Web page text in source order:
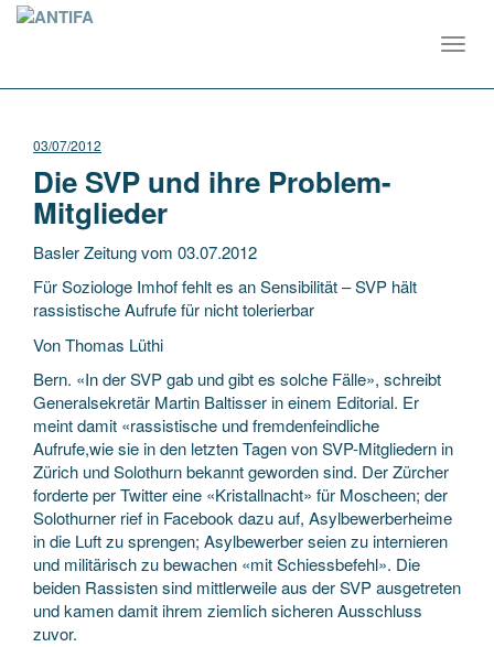
03/07/2012
Die SVP und ihre Problem-
Mitglieder
Basler Zeitung vom 03.07.2012
Für Soziologe Imhof fehlt es an Sensibilität – SVP hält
rassistische Aufrufe für nicht tolerierbar
Von Thomas Lüthi
Bern. «In der SVP gab und gibt es solche Fälle», schreibt
Generalsekretär Martin Baltisser in einem Editorial. Er
meint damit «rassistische und fremdenfeindliche
Aufrufe,wie sie in den letzten Tagen von SVP-Mitgliedern in
Zürich und Solothurn bekannt geworden sind. Der Zürcher
forderte per Twitter eine «Kristallnacht» für Moscheen; der
Solothurner rief in Facebook dazu auf, Asylbewerberheime
in die Luft zu sprengen; Asylbewerber seien zu internieren
und militärisch zu bewachen «mit Schiessbefehl». Die
beiden Rassisten sind mittlerweile aus der SVP ausgetreten
und kamen damit ihrem ziemlich sicheren Ausschluss
zuvor.